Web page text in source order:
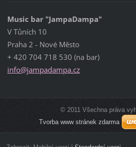
Music bar "JampaDampa"
V Tůních 10
Praha 2 - Nové Město
+ 420 704 718 530 (na bar)
info@jampadampa.cz
© 2011 Všechna práva
Tvorba www stránek zdarma